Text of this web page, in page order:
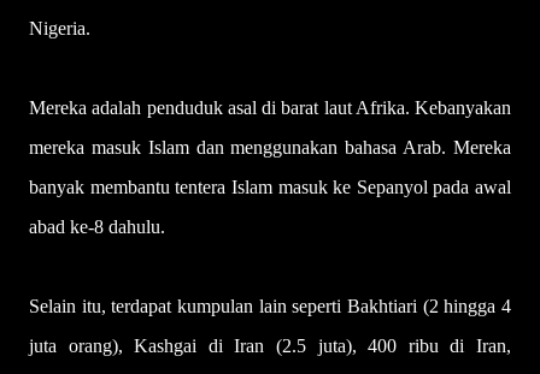
Nigeria.
Mereka adalah penduduk asal di barat laut Afrika. Kebanyakan
mereka masuk Islam dan menggunakan bahasa Arab. Mereka
banyak membantu tentera Islam masuk ke Sepanyol pada awal
abad ke-8 dahulu.
Selain itu, terdapat kumpulan lain seperti Bakhtiari (2 hingga 4
juta orang), Kashgai di Iran (2.5 juta), 400 ribu di Iran,